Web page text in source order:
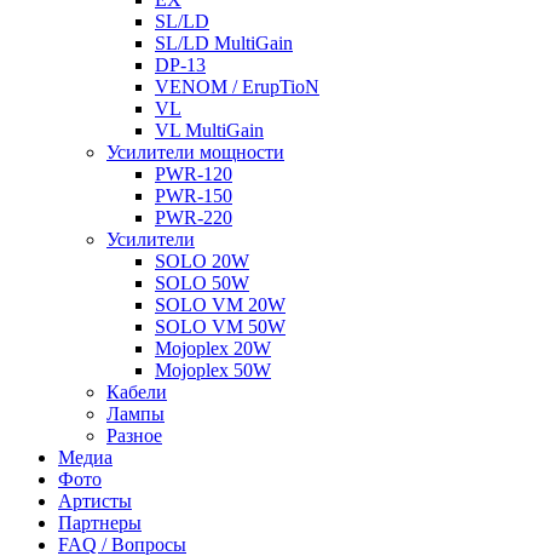
SL/LD
SL/LD MultiGain
DP-13
VENOM / ErupTioN
VL
VL MultiGain
Усилители мощности
PWR-120
PWR-150
PWR-220
Усилители
SOLO 20W
SOLO 50W
SOLO VM 20W
SOLO VM 50W
Mojoplex 20W
Mojoplex 50W
Кабели
Лампы
Разное
Медиа
Фото
Артисты
Партнеры
FAQ / Вопросы